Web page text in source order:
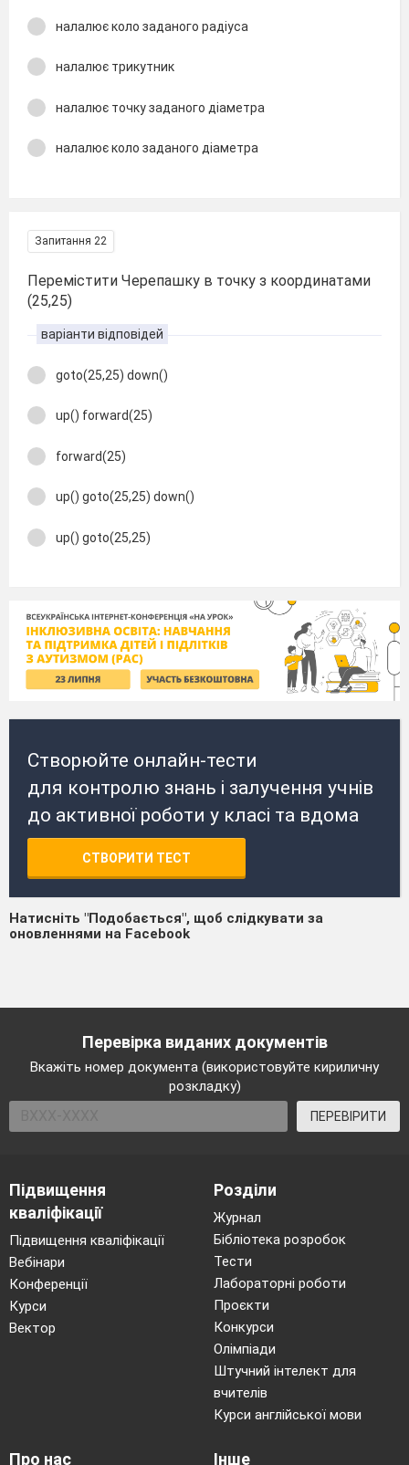
налалює коло заданого радіуса
налалює трикутник
налалює точку заданого діаметра
налалює коло заданого діаметра
Запитання 22
Перемістити Черепашку в точку з координатами
(25,25)
варіанти відповідей
goto(25,25) down()
up() forward(25)
forward(25)
up() goto(25,25) down()
up() goto(25,25)
Створюйте онлайн-тести
для контролю знань і залучення учнів
до активної роботи у класі та вдома
СТВОРИТИ ТЕСТ
Натисніть "Подобається", щоб слідкувати за
оновленнями на Facebook
Перевірка виданих документів
Вкажіть номер документа (використовуйте кириличну
розкладку)
ПЕРЕВІРИТИ
Підвищення
кваліфікації
Підвищення кваліфікації
Вебінари
Конференції
Курси
Вектор
Розділи
Журнал
Бібліотека розробок
Тести
Лабораторні роботи
Проєкти
Конкурси
Олімпіади
Штучний інтелект для
вчителів
Курси англійської мови
Про нас Інше